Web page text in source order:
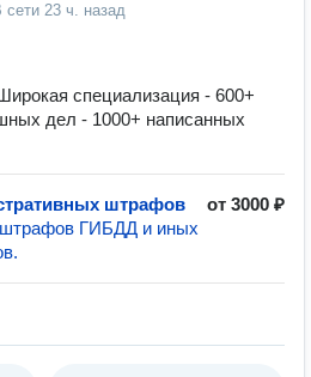
сети 23 ч. назад
специализация - 600+
дел - 1000+ написанных
штрафов
от 3000 ₽
ГИБДД и иных